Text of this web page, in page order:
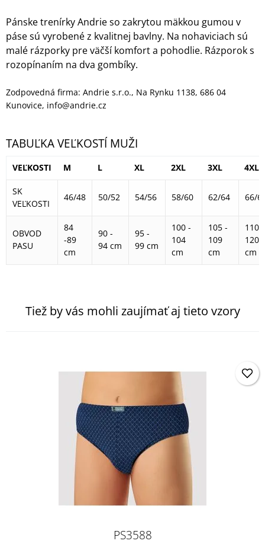
Pánske trenírky Andrie so zakrytou mäkkou gumou v
páse sú vyrobené z kvalitnej bavlny. Na nohaviciach sú
malé rázporky pre väčší komfort a pohodlie. Rázporok s
rozopínaním na dva gombíky.
Zodpovedná firma: Andrie s.r.o., Na Rynku 1138, 686 04
Kunovice, info@andrie.cz
TABUĽKA VEĽKOSTÍ MUŽI
VEĽKOSTI M L XL 2XL 3XL 4XL
SK
VEĽKOSTI
46/48 50/52 54/56 58/60 62/64 66/
OBVOD
PASU
84
-89
cm
90 -
94 cm
95 -
99 cm
100 -
104
cm
105 -
109
cm
110 -
120
cm
Tiež by vás mohli zaujímať aj tieto vzory
PS3588